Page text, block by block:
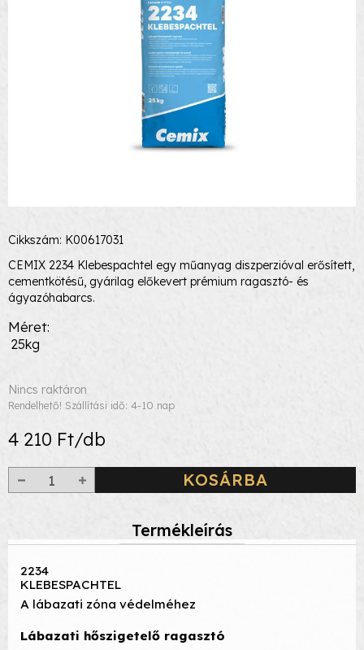
Cikkszám: K00617031
CEMIX 2234 Klebespachtel egy műanyag diszperzióval erősített,
cementkötésű, gyárilag előkevert prémium ragasztó- és
ágyazóhabarcs.
Méret
25kg
Nincs raktáron
Rendelhető! Szállítási idő: 4-10 nap
4 210 Ft/db
KOSÁRBA
Termékleírás
2234
KLEBESPACHTEL
A lábazati zóna védelméhez
Lábazati hőszigetelő ragasztó